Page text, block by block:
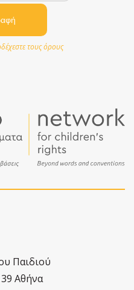
τους όρους
Παιδιού
Αθήνα